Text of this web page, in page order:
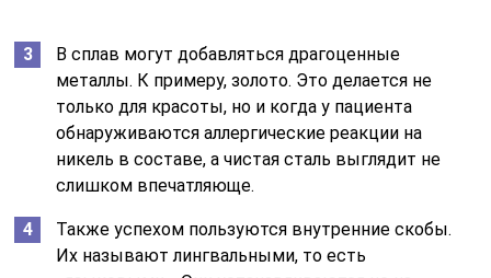
В сплав могут добавляться драгоценные
металлы. К примеру, золото. Это делается не
только для красоты, но и когда у пациента
обнаруживаются аллергические реакции на
никель в составе, а чистая сталь выглядит не
слишком впечатляюще.
Также успехом пользуются внутренние скобы.
Их называют лингвальными, то есть